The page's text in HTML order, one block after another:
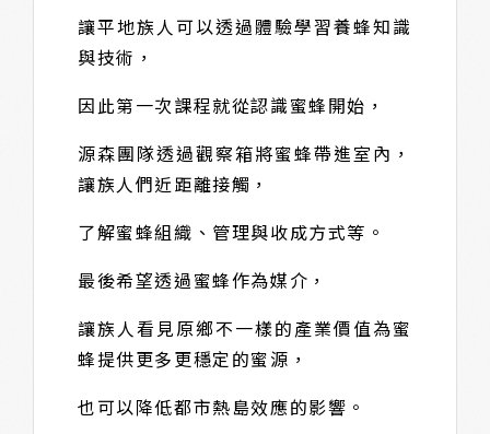
讓平地族人可以透過體驗學習養蜂知識
與技術，
因此第一次課程就從認識蜜蜂開始，
源森團隊透過觀察箱將蜜蜂帶進室內，
讓族人們近距離接觸，
了解蜜蜂組織、管理與收成方式等。
最後希望透過蜜蜂作為媒介，
讓族人看見原鄉不一樣的產業價值為蜜
蜂提供更多更穩定的蜜源，
也可以降低都市熱島效應的影響。